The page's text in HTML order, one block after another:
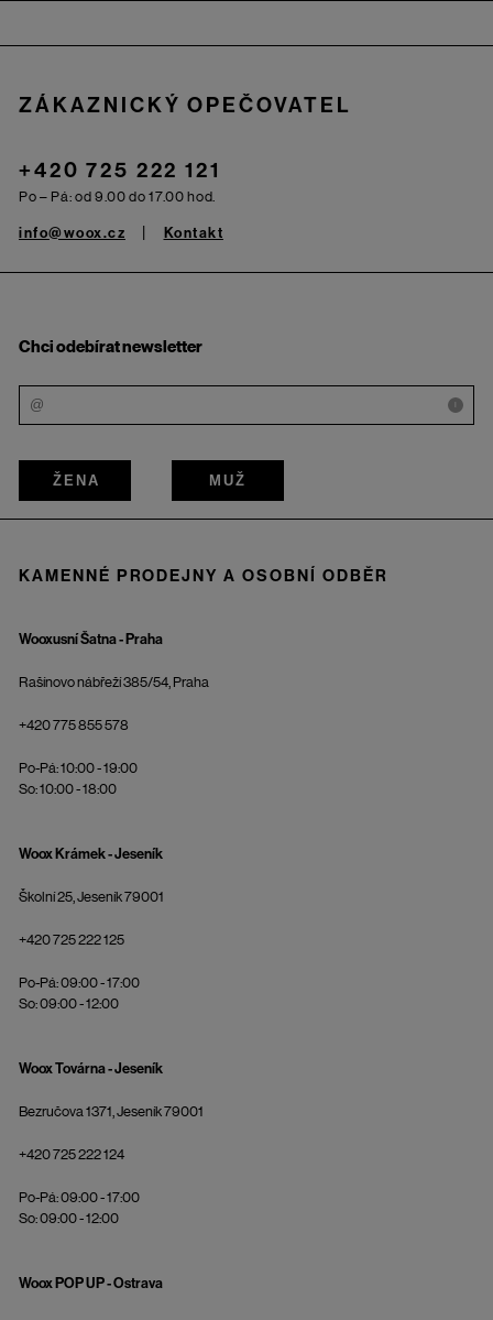
ZÁKAZNICKÝ OPEČOVATEL
+420 725 222 121
Po – Pá: od 9.00 do 17.00 hod.
info@woox.cz Kontakt
Chci odebírat newsletter
i
ŽENA MUŽ
KAMENNÉ PRODEJNY A OSOBNÍ ODBĚR
Wooxusní Šatna - Praha
Rašínovo nábřeží 385/54, Praha
+420 775 855 578
Po-Pá: 10:00 - 19:00
So: 10:00 - 18:00
Woox Krámek - Jeseník
Školní 25, Jeseník 79001
+420 725 222 125
Po-Pá: 09:00 - 17:00
So: 09:00 - 12:00
Woox Továrna - Jeseník
Bezručova 1371, Jeseník 79001
+420 725 222 124
Po-Pá: 09:00 - 17:00
So: 09:00 - 12:00
Woox POP UP - Ostrava